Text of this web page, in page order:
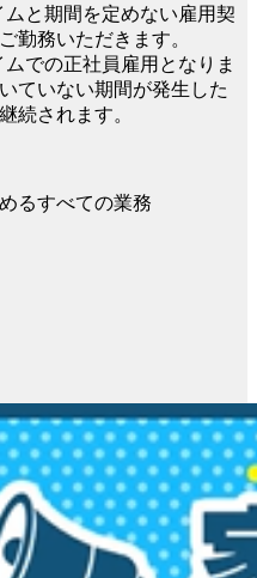
と期間を定めない雇用契
勤務いただきます。
での正社員雇用となりま
ていない期間が発生した
続されます。
るすべての業務